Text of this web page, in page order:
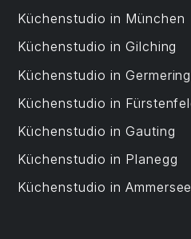
Küchenstudio in München
Küchenstudio in Gilching
Küchenstudio in Germering
Küchenstudio in
Küchenstudio in Gauting
Küchenstudio in Planegg
Küchenstudio in Ammersee